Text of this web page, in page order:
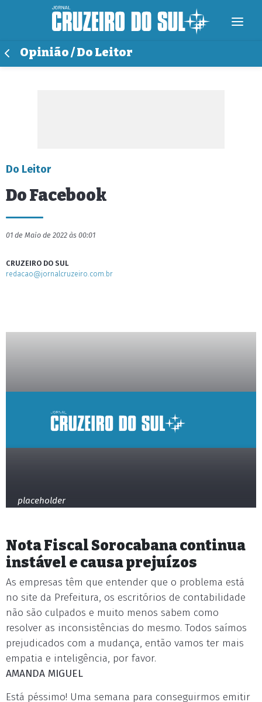
Opinião / Do Leitor
Do Leitor
Do Facebook
01 de Maio de 2022 às 00:01
CRUZEIRO DO SUL
redacao@jornalcruzeiro.com.br
placeholder
Nota Fiscal Sorocabana continua
instável e causa prejuízos
As empresas têm que entender que o problema está
no site da Prefeitura, os escritórios de contabilidade
não são culpados e muito menos sabem como
resolver as inconsistências do mesmo. Todos saímos
prejudicados com a mudança, então vamos ter mais
empatia e inteligência, por favor.
AMANDA MIGUEL
Está péssimo! Uma semana para conseguirmos emitir